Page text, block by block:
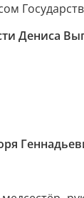
Дениса